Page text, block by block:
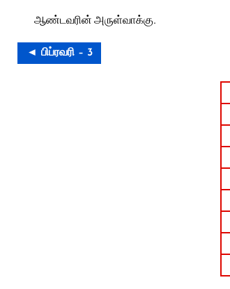
ஆண்டவரின் அருள்வாக்கு.
◄ பிப்ரவரி – 3